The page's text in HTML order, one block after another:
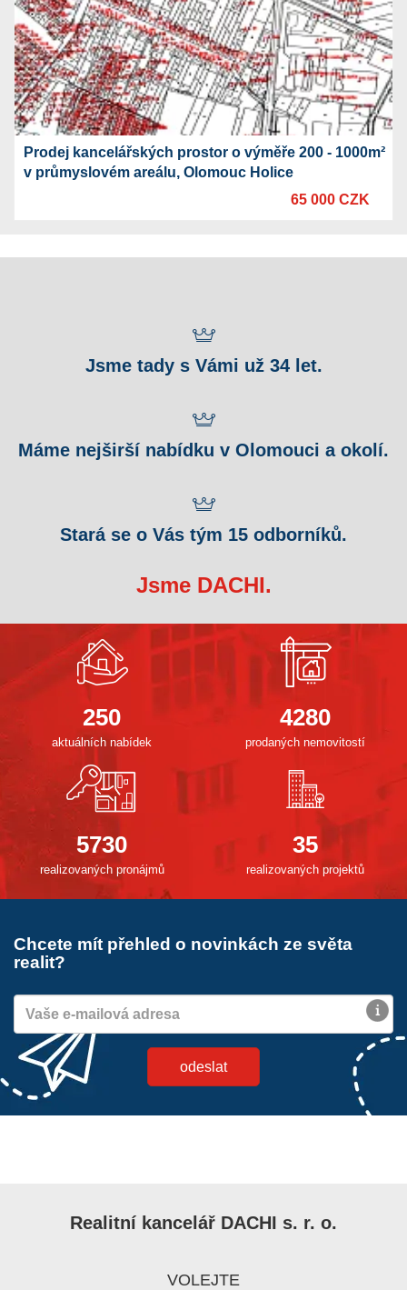
Prodej kancelářských prostor o výměře 200 - 1000m²
v průmyslovém areálu, Olomouc Holice
65 000 CZK
Jsme tady s Vámi už 34 let.
Máme nejširší nabídku v Olomouci a okolí.
Stará se o Vás tým 15 odborníků.
Jsme DACHI.
250
aktuálních nabídek
4280
prodaných nemovitostí
5730
realizovaných pronájmů
35
realizovaných projektů
Chcete mít přehled o novinkách ze světa
realit?
Realitní kancelář DACHI s. r. o.
VOLEJTE